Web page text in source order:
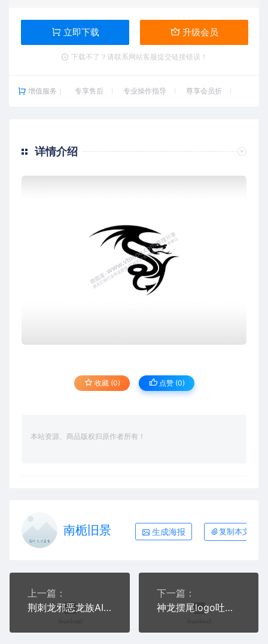
立即下载 升级会员
下载不了？请联系网站客服提交链接错误！
增值服务： 专享售后 专业操作指导 尊享会员折
详情介绍
收藏 (0) 点赞 (0)
本站资源、商品版权归原作者所有！
南栀旧景 生成海报 复制本文链接
上一篇：
荆刺龙邪恶龙族AI8.0格式激光打标文件通用矢量图
下一篇：
神龙摆尾logo吐息龙族AI8.0格式激光打标文件通用矢量图